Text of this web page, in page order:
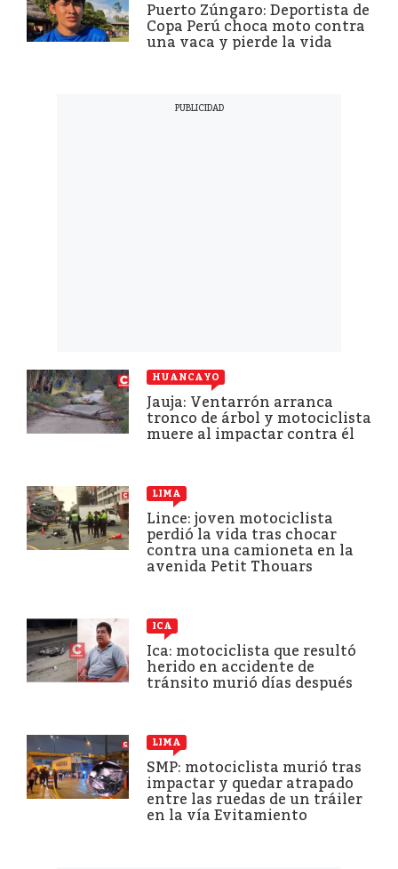
Puerto Zúngaro: Deportista de
Copa Perú choca moto contra
una vaca y pierde la vida
HUANCAYO
Jauja: Ventarrón arranca
tronco de árbol y motociclista
muere al impactar contra él
LIMA
Lince: joven motociclista
perdió la vida tras chocar
contra una camioneta en la
avenida Petit Thouars
ICA
Ica: motociclista que resultó
herido en accidente de
tránsito murió días después
LIMA
SMP: motociclista murió tras
impactar y quedar atrapado
entre las ruedas de un tráiler
en la vía Evitamiento